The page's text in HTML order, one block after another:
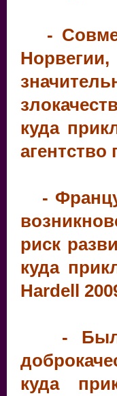
-
куда
-
риск
куда
Hardell
- Был
куда